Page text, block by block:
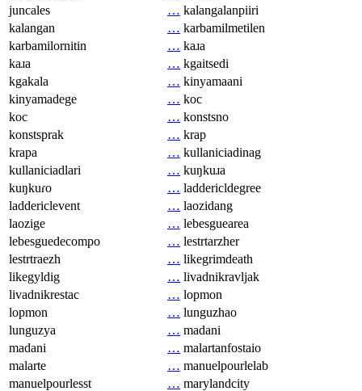
juncales
… kalangalanpiiri
kalangan
… karbamilmetilen
karbamilornitin
… kaɹa
kaɹa
… kgaitsedi
kgakala
… kinyamaani
kinyamadege
… koc
koc
… konstsno
konstsprak
… krap
krapa
… kullaniciadinag
kullaniciadlari
… kuŋkuɹa
kuŋkuɾo
… laddericldegree
laddericlevent
… laozidang
laozige
… lebesguearea
lebesguedecompo
… lestrtarzher
lestrtraezh
… likegrimdeath
likegyldig
… livadnikravljak
livadnikrestac
… lopmon
lopmon
… lunguzhao
lunguzya
… madani
madani
… malartanfostaio
malarte
… manuelpourlelab
manuelpourlesst
… marylandcity